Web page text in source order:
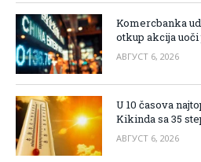
Komercbanka
otkup akcija
АВГУСТ 6, 2026
U 10 časova
Kikinda sa 35
АВГУСТ 6, 2026